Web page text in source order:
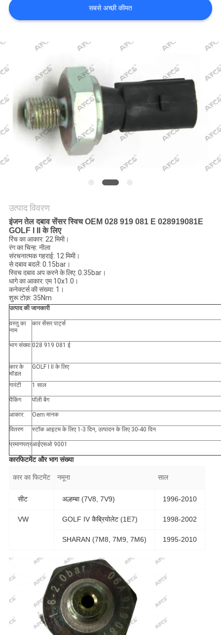
संपर्क
करें
उद्धरण
मांगें
साइटमैप
गोपनीयता
सबसे अच्छी कीमत
उत्पाद विवरण
इंजन तेल दबाव सेंसर स्विच OEM 028 919 081 E 028919081E
GOLF I II के लिए
रिंच का आकार: 22 मिमी।
रंग का चिन्ह: नीला
संरचनात्मक गहराई: 12 मिमी।
से दबाव बदलें: 0.15bar।
स्विच दबाव अप करने के लिए: 0.35bar।
धागे का आकार: एम 10x1.0।
कनेक्टर्स की संख्या: 1।
शुरू टोक़: 35Nm
उत्पाद की जानकारी
वस्तु का
नाम
कार सेंसर पार्ट्स
भाग संख्या 028 919 081 ई
कार के
मॉडल
GOLF I II के लिए
गारंटी 1 साल
पैकिंग पॉली बैग
आकार: Oem मानक
वितरण स्टॉक आइटम के लिए 1-3 दिन, उत्पादन के लिए 30-40 दिन
प्रमाणपत्रआईएसओ 9001
कारफिटमेंट और भाग संख्या
कार का फिटमेंट नमूना साल
सीट अल्हम्बा (7V8, 7V9) 1996-2010
VW GOLF IV कैब्रियोलेट (1E7) 1998-2002
SHARAN (7M8, 7M9, 7M6) 1995-2010